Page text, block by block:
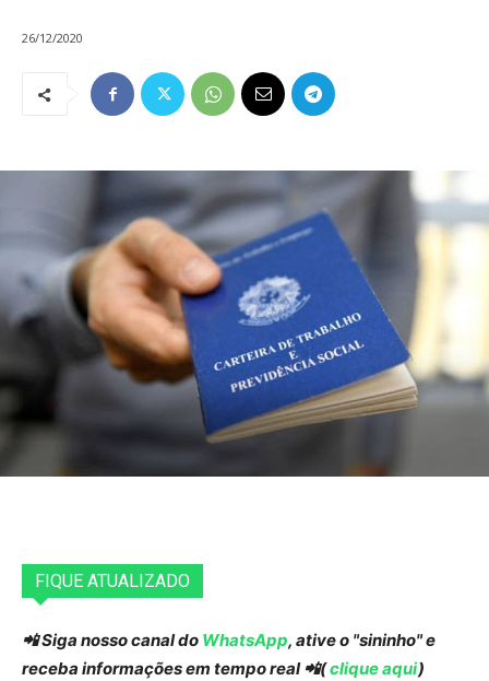
26/12/2020
FIQUE ATUALIZADO
📲 Siga nosso canal do WhatsApp, ative o "sininho" e
receba informações em tempo real 📲(clique aqui)